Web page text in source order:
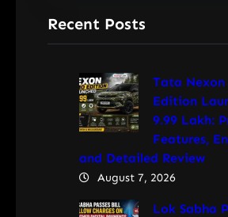
Recent Posts
Tata Nexon
Edition
9.99 Lakh:
Features,
and Detailed Review
August 7, 2026
Lok Sabha